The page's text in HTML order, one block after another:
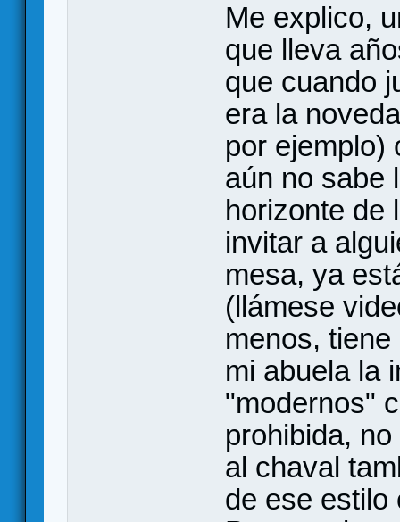
Me explico,
que lleva
que cuando
era la
por ejemplo)
aún no sabe
horizonte de
invitar a
mesa, ya
(llámese
menos,
mi abuela la
"modernos"
prohibida,
al chaval
de ese estilo